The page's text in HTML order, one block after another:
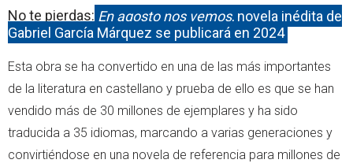
No te pierdas: En agosto nos vemos, novela inédita de
Gabriel García Márquez se publicará en 2024
Esta obra se ha convertido en una de las más importantes
de la literatura en castellano y prueba de ello es que se han
vendido más de 30 millones de ejemplares y ha sido
traducida a 35 idiomas, marcando a varias generaciones y
convirtiéndose en una novela de referencia para millones de